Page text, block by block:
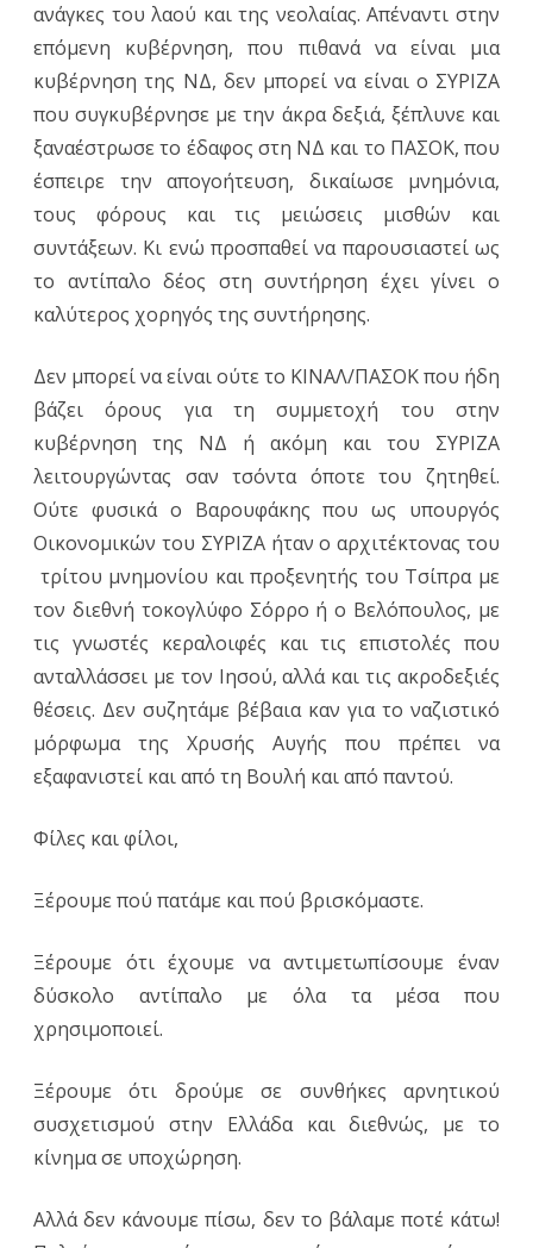
ανάγκες του λαού και της νεολαίας. Απέναντι στην
επόμενη κυβέρνηση, που πιθανά να είναι μια
κυβέρνηση της ΝΔ, δεν μπορεί να είναι ο ΣΥΡΙΖΑ
που συγκυβέρνησε με την άκρα δεξιά, ξέπλυνε και
ξαναέστρωσε το έδαφος στη ΝΔ και το ΠΑΣΟΚ, που
έσπειρε την απογοήτευση, δικαίωσε μνημόνια,
τους φόρους και τις μειώσεις μισθών και
συντάξεων. Κι ενώ προσπαθεί να παρουσιαστεί ως
το αντίπαλο δέος στη συντήρηση έχει γίνει ο
καλύτερος χορηγός της συντήρησης.
Δεν μπορεί να είναι ούτε το ΚΙΝΑΛ/ΠΑΣΟΚ που ήδη
βάζει όρους για τη συμμετοχή του στην
κυβέρνηση της ΝΔ ή ακόμη και του ΣΥΡΙΖΑ
λειτουργώντας σαν τσόντα όποτε του ζητηθεί.
Ούτε φυσικά ο Βαρουφάκης που ως υπουργός
Οικονομικών του ΣΥΡΙΖΑ ήταν ο αρχιτέκτονας του
τρίτου μνημονίου και προξενητής του Τσίπρα με
τον διεθνή τοκογλύφο Σόρρο ή ο Βελόπουλος, με
τις γνωστές κεραλοιφές και τις επιστολές που
ανταλλάσσει με τον Ιησού, αλλά και τις ακροδεξιές
θέσεις. Δεν συζητάμε βέβαια καν για το ναζιστικό
μόρφωμα της Χρυσής Αυγής που πρέπει να
εξαφανιστεί και από τη Βουλή και από παντού.
Φίλες και φίλοι,
Ξέρουμε πού πατάμε και πού βρισκόμαστε.
Ξέρουμε ότι έχουμε να αντιμετωπίσουμε έναν
δύσκολο αντίπαλο με όλα τα μέσα που
χρησιμοποιεί.
Ξέρουμε ότι δρούμε σε συνθήκες αρνητικού
συσχετισμού στην Ελλάδα και διεθνώς, με το
κίνημα σε υποχώρηση.
Αλλά δεν κάνουμε πίσω, δεν το βάλαμε ποτέ κάτω!